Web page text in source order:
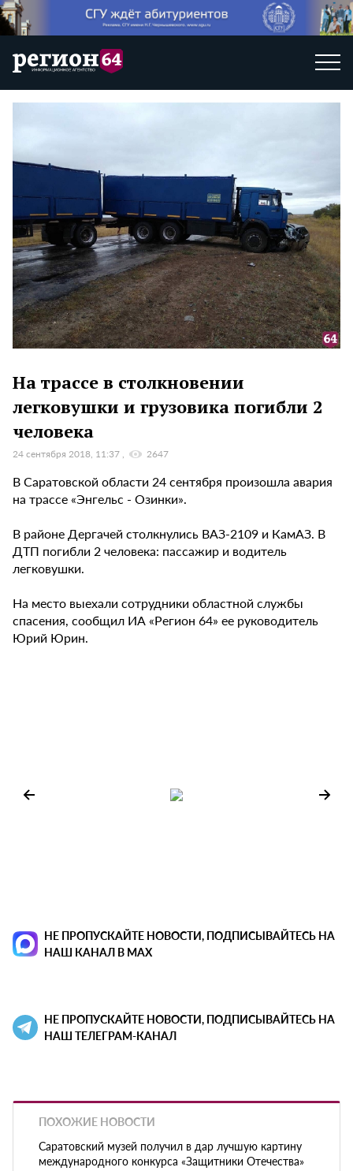
На трассе в столкновении
легковушки и грузовика погибли 2
человека
24 сентября 2018, 11:37 2647
В Саратовской области 24 сентября произошла авария
на трассе «Энгельс - Озинки».
В районе Дергачей столкнулись ВАЗ-2109 и КамАЗ. В
ДТП погибли 2 человека: пассажир и водитель
легковушки.
На место выехали сотрудники областной службы
спасения, сообщил ИА «Регион 64» ее руководитель
Юрий Юрин.
НЕ ПРОПУСКАЙТЕ НОВОСТИ, ПОДПИСЫВАЙТЕСЬ НА
НАШ КАНАЛ В MAX
НЕ ПРОПУСКАЙТЕ НОВОСТИ, ПОДПИСЫВАЙТЕСЬ НА
НАШ ТЕЛЕГРАМ-КАНАЛ
ПОХОЖИЕ НОВОСТИ
Саратовский музей получил в дар лучшую картину
международного конкурса «Защитники Отечества»